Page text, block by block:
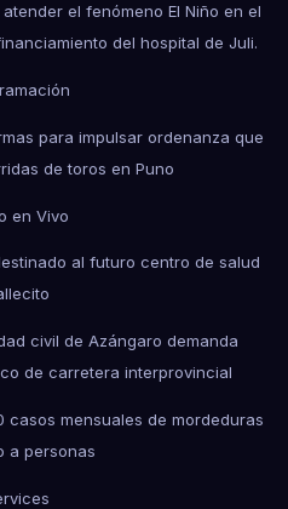
el fenómeno El Niño en el
del hospital de Juli.
para impulsar ordenanza que
de toros en Puno
en Vivo
al futuro centro de salud
civil de Azángaro demanda
de carretera interprovincial
casos mensuales de mordeduras
a personas